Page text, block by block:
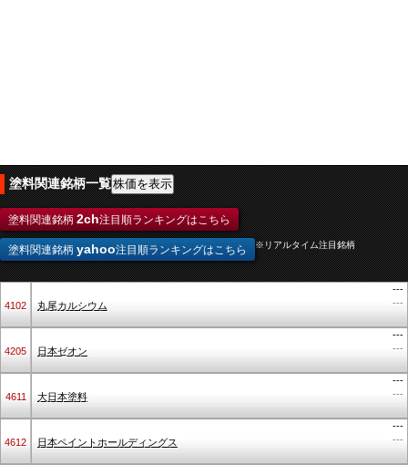
塗料関連銘柄一覧
塗料関連銘柄 2ch注目順ランキングはこちら
塗料関連銘柄 yahoo注目順ランキングはこちら ※リアルタイム注目銘柄
4102 丸尾カルシウム
---
---
4205 日本ゼオン
---
---
4611 大日本塗料
---
---
4612 日本ペイントホールディングス
---
---